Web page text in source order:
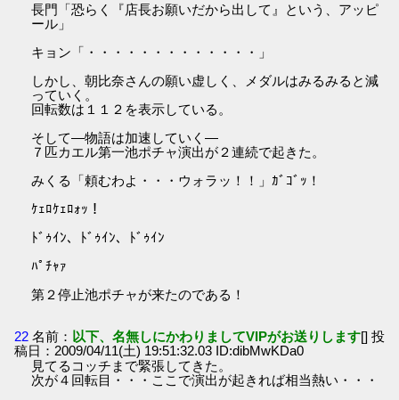
長門「恐らく『店長お願いだから出して』という、アッピ
ール」
キョン「・・・・・・・・・・・・・」
しかし、朝比奈さんの願い虚しく、メダルはみるみると減
っていく。
回転数は１１２を表示している。
そして―物語は加速していく―
７匹カエル第一池ポチャ演出が２連続で起きた。
みくる「頼むわよ・・・ウォラッ！！」ｶﾞｺﾞｯ！
ｹｪﾛｹｪﾛｫｯ！
ﾄﾞｩｲﾝ、ﾄﾞｩｲﾝ、ﾄﾞｩｲﾝ
ﾊﾟﾁｬｧ
第２停止池ポチャが来たのである！
22 名前： 以下、名無しにかわりましてVIPがお送りします[] 投
稿日：2009/04/11(土) 19:51:32.03 ID:dibMwKDa0
見てるコッチまで緊張してきた。
次が４回転目・・・ここで演出が起きれば相当熱い・・・